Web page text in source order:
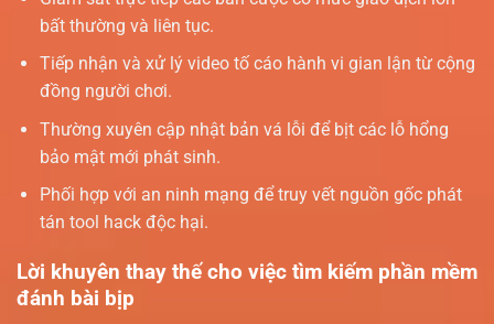
bất thường và liên tục.
Tiếp nhận và xử lý video tố cáo hành vi gian lận từ cộng
đồng người chơi.
Thường xuyên cập nhật bản vá lỗi để bịt các lỗ hổng
bảo mật mới phát sinh.
Phối hợp với an ninh mạng để truy vết nguồn gốc phát
tán tool hack độc hại.
Lời khuyên thay thế cho việc tìm kiếm phần mềm
đánh bài bịp